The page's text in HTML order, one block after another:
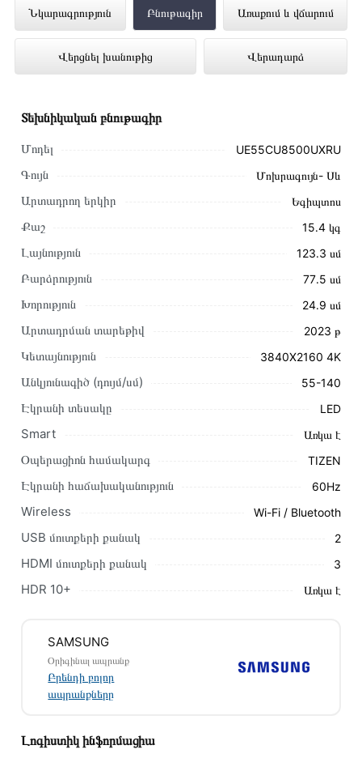
Նկարագրություն Բնութագիր Առաքում և վճարում
Վերցնել խանութից Վերադարձ
Հեռուստացույց SAMSUNG
UE55CU8500UXRU ներկայացված է
Technomix առցանց խանութում լավագույն
Այս ապրանքը գնելու համար սեղմեք
զամբյուղին»
կամ սեղմեք
Կարող եք նաև պատվիրել՝ զանգահարելով կայքում նշված
կոնտակտային համարներին։
Կայքում տվյալ ապրանքի՝ Հեռուստացույց SAMSUNG
UE55CU8500UXRU առաքման և վճարման պայմանները
Մեր պրոֆեսիոնալ մենեջերները կմշակեն պատվերը և
կկապվեն ձեզ հետ՝ համաձայնեցնելու առաքման
պայմանները։ Նախքան առցանց պատվեր տեղադրելը,
խորհուրդ ենք տալիս կարդալ նկարագրությունը,
Տվյալ ապրանքը սետիֆիկացված է և համպատասխանում է
կատարվում է 14 օրվա ընթացքում:
Տեխնիկական բնութագիր
Մոդել UE55CU8500UXRU
Գույն Մոխրագույն- Սև
Արտադրող երկիր Եգիպտոս
Քաշ 15․4 կգ
Լայնություն 123․3 սմ
Բարձրություն 77․5 սմ
Խորություն 24․9 սմ
Արտադրման տարեթիվ 2023 թ
Կետայնություն 3840X2160 4K
Անկյունագիծ (դույմ/սմ) 55-140
Էկրանի տեսակը LED
Smart Առկա է
Օպերացիոն համակարգ TIZEN
Էկրանի հաճախականություն 60Hz
Wireless Wi-Fi / Bluetooth
USB մուտքերի քանակ 2
HDMI մուտքերի քանակ 3
HDR 10+ Առկա է
SAMSUNG
Օրիգինալ ապրանք
Բրենդի բոլոր
ապրանքները
Լոգիստիկ ինֆորմացիա